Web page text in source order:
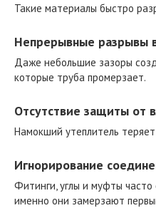
Такие материалы быстро
Непрерывные разрывы
Даже небольшие зазоры
которые труба промерзает.
Отсутствие защиты от
Намокший утеплитель
Игнорирование
Фитинги, углы и муфты часто
именно они замерзают